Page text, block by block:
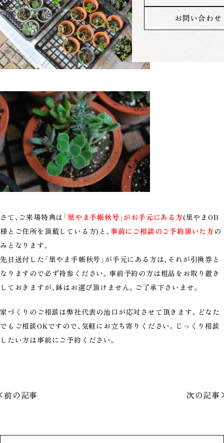
お問い合わせ
さて、ご来場特典は 「里やま手帳秋号」がお手元にある方(里やまOB
様とご住所を頂戴している方)と、 事前にご相談のご予約頂いた方の
みとなります。
先日送付した「里やま手帳秋号」が手元にある方は、それが引換券と
なりますので必ず持参ください。事前予約の方は粗品をお取り置き
しておきますが、鉢はお選び頂けません。ご了承下さいませ。
家づくりのご相談は弊社代表の池口が応対させて頂きます。どなた
でもご相談OKですので、気軽にお立ち寄りください。じっくり相談
したい方は事前にご予約ください。
前の記事 次の記事